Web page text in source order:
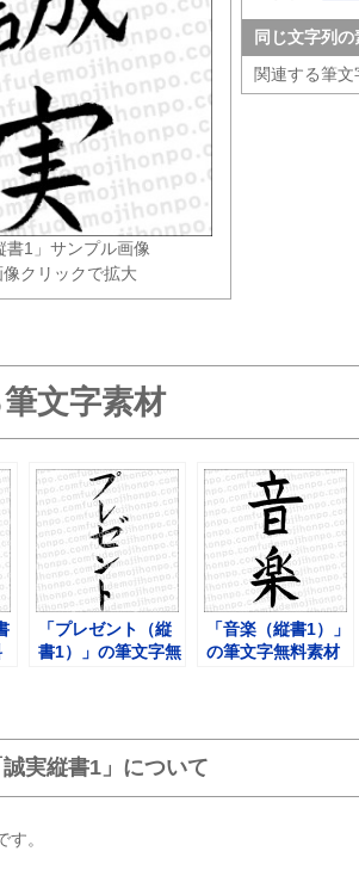
書1」サンプル画像
クリックで拡大
同じ文字列
関連する筆
文字素材
「プレゼント（縦
書1）」の筆文字無
「音楽（縦書1）」
の筆文字無料素材
実縦書1」について
。